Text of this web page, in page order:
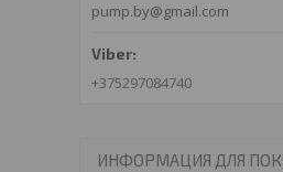
pump.by@gmail.com
+375297084740
ИНФОРМАЦИЯ ДЛЯ